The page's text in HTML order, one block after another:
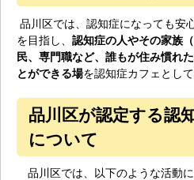
品川区では、認知症になっても安
を目指し、 認知症の人やその家族
民、専門職など、誰もが住み慣れ
とができる場を認知症カフェとして
品川区が認定する認
について
品川区では、以下のような活動